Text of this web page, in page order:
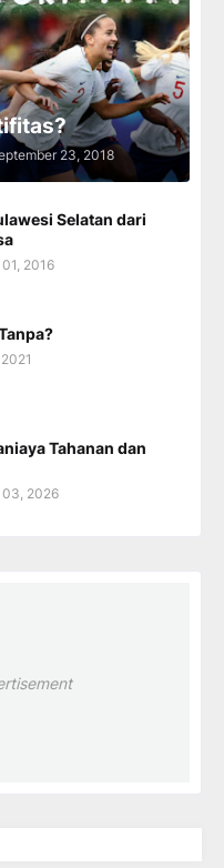
23, 2018
Selatan dari
2016
Tahanan dan
03, 2026